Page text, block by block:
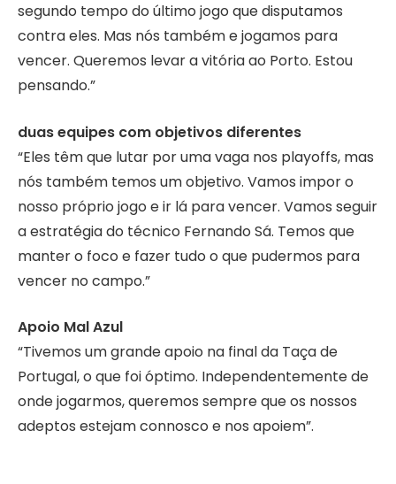
segundo tempo do último jogo que disputamos
contra eles. Mas nós também e jogamos para
vencer. Queremos levar a vitória ao Porto. Estou
pensando.”
duas equipes com objetivos diferentes
“Eles têm que lutar por uma vaga nos playoffs, mas
nós também temos um objetivo. Vamos impor o
nosso próprio jogo e ir lá para vencer. Vamos seguir
a estratégia do técnico Fernando Sá. Temos que
manter o foco e fazer tudo o que pudermos para
vencer no campo.”
Apoio Mal Azul
“Tivemos um grande apoio na final da Taça de
Portugal, o que foi óptimo. Independentemente de
onde jogarmos, queremos sempre que os nossos
adeptos estejam connosco e nos apoiem”.